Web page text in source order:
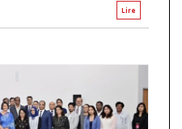
Lire